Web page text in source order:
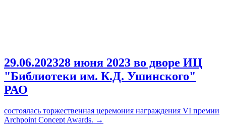
29.06.202328 июня 2023 во дворе ИЦ
"Библиотеки им. К.Д. Ушинского"
РАО
состоялась торжественная церемония награждения VI премии
Archpoint Concept Awards. →